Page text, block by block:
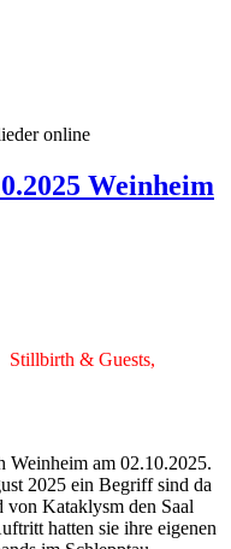
online
Weinheim
am 02.10.2025.
2025 ein Begriff sind da
von Kataklysm den Saal
hatten sie ihre eigenen